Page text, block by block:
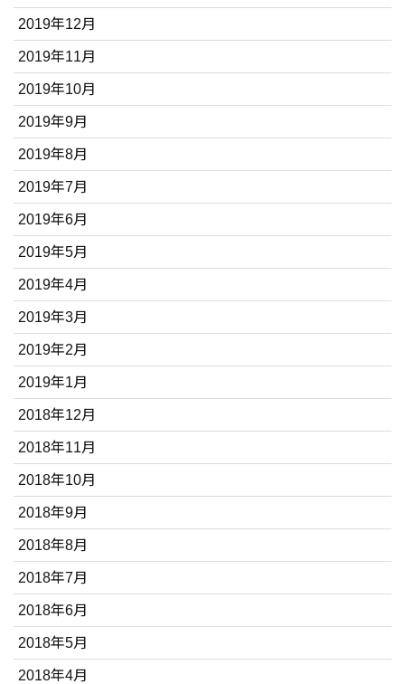
2019年12月
2019年11月
2019年10月
2019年9月
2019年8月
2019年7月
2019年6月
2019年5月
2019年4月
2019年3月
2019年2月
2019年1月
2018年12月
2018年11月
2018年10月
2018年9月
2018年8月
2018年7月
2018年6月
2018年5月
2018年4月